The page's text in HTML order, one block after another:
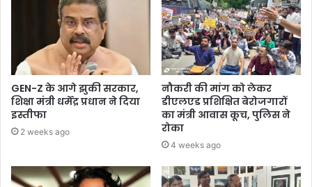
GEN-Z के आगे झुकी सरकार,
शिक्षा मंत्री धर्मेंद्र प्रधान ने दिया
इस्तीफा
2 weeks ago
नौकरी की मांग को लेकर
डीएलएड प्रशिक्षित बेरोजगारों
का मंत्री आवास कूच, पुलिस ने
रोका
4 weeks ago